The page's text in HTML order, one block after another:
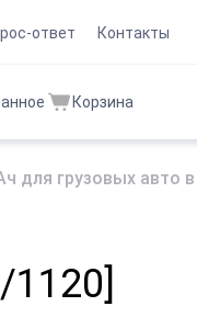
ответ Контакты
Корзина
для грузовых авто в